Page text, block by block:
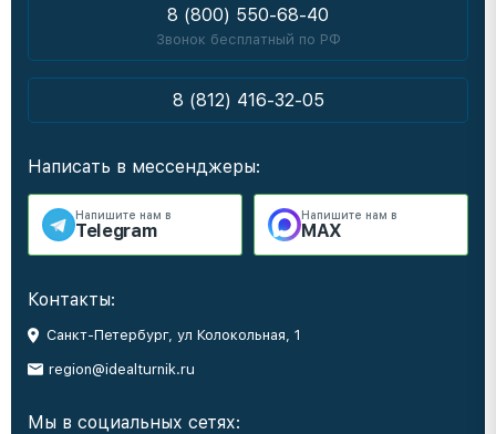
8 (800) 550-68-40
Звонок бесплатный по РФ
8 (812) 416-32-05
Написать в мессенджеры:
Напишите нам в
Telegram
Напишите нам в
MAX
Контакты:
Санкт-Петербург, ул Колокольная, 1
region@idealturnik.ru
Мы в социальных сетях: